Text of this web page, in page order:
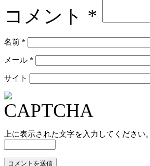
コメント *
名前 *
メール *
サイト
上に表示された文字を入力してください。